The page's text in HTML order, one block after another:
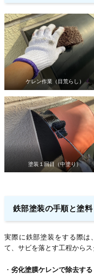
ケレン作業（目荒らし）
塗装１回目（中塗り）
鉄部塗装の手順と塗料
実際に鉄部塗装をする際は
て、サビを落とす工程から
・ 劣化塗膜ケレンで除去する